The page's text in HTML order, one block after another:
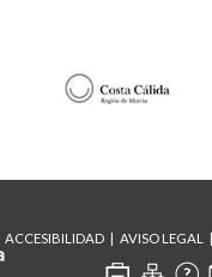
ACCESIBILIDAD AVISO LEGAL